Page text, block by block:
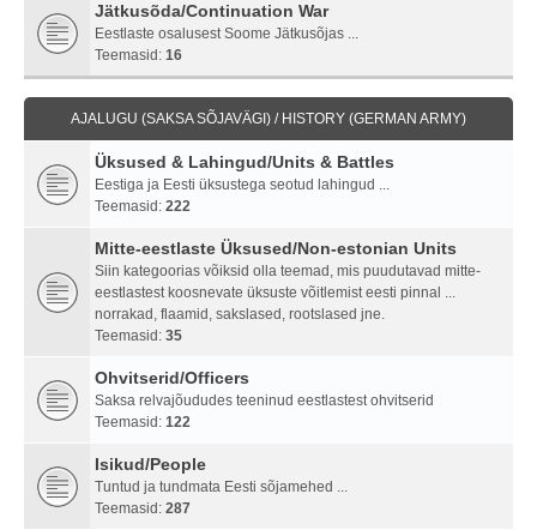
Jätkusõda/Continuation War
Eestlaste osalusest Soome Jätkusõjas ...
Teemasid: 16
AJALUGU (SAKSA SÕJAVÄGI) / HISTORY (GERMAN ARMY)
Üksused & Lahingud/Units & Battles
Eestiga ja Eesti üksustega seotud lahingud ...
Teemasid: 222
Mitte-eestlaste Üksused/Non-estonian Units
Siin kategoorias võiksid olla teemad, mis puudutavad mitte-
eestlastest koosnevate üksuste võitlemist eesti pinnal ...
norrakad, flaamid, sakslased, rootslased jne.
Teemasid: 35
Ohvitserid/Officers
Saksa relvajõududes teeninud eestlastest ohvitserid
Teemasid: 122
Isikud/People
Tuntud ja tundmata Eesti sõjamehed ...
Teemasid: 287